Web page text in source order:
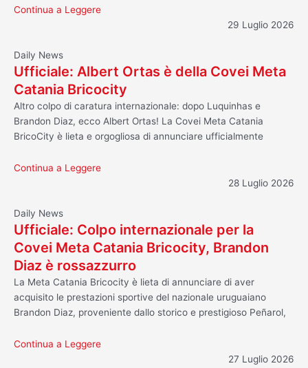
Continua a Leggere
29 Luglio 2026
Daily News
Ufficiale: Albert Ortas è della Covei Meta
Catania Bricocity
Altro colpo di caratura internazionale: dopo Luquinhas e
Brandon Diaz, ecco Albert Ortas! La Covei Meta Catania
BricoCity è lieta e orgogliosa di annunciare ufficialmente
Continua a Leggere
28 Luglio 2026
Daily News
Ufficiale: Colpo internazionale per la
Covei Meta Catania Bricocity, Brandon
Diaz è rossazzurro
La Meta Catania Bricocity è lieta di annunciare di aver
acquisito le prestazioni sportive del nazionale uruguaiano
Brandon Diaz, proveniente dallo storico e prestigioso Peñarol,
Continua a Leggere
27 Luglio 2026